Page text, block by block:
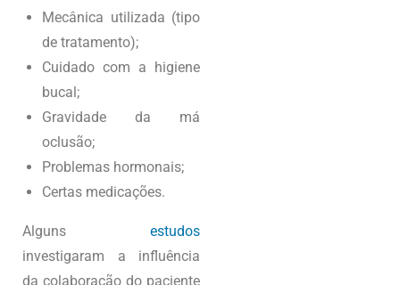
Mecânica utilizada (tipo
de tratamento);
Cuidado com a higiene
bucal;
Gravidade da má
oclusão;
Problemas hormonais;
Certas medicações.
Alguns estudos
investigaram a influência
da colaboração do paciente